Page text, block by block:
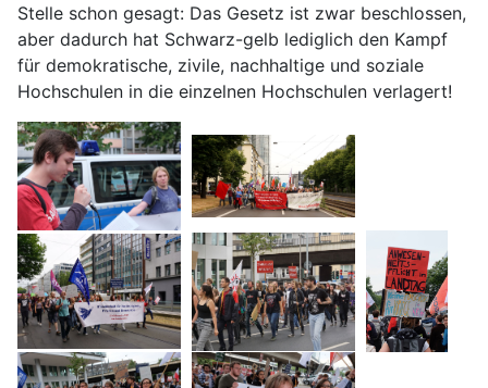
Stelle schon gesagt: Das Gesetz ist zwar beschlossen,
aber dadurch hat Schwarz-gelb lediglich den Kampf
für demokratische, zivile, nachhaltige und soziale
Hochschulen in die einzelnen Hochschulen verlagert!